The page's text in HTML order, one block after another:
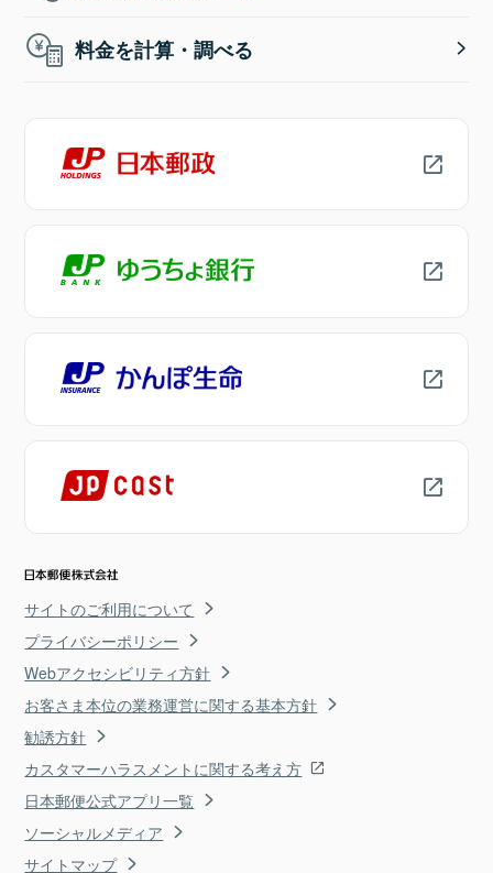
料金を計算・調べる
サイトのご利用について
プライバシーポリシー
Webアクセシビリティ方針
お客さま本位の業務運営に関する基本方針
勧誘方針
カスタマーハラスメントに関する考え方
日本郵便公式アプリ一覧
ソーシャルメディア
サイトマップ